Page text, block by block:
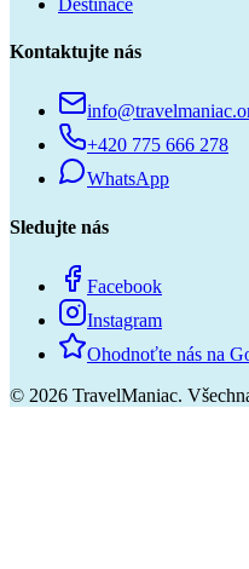
Destinace
Kontaktujte nás
+420 775 666 278
WhatsApp
Sledujte nás
Facebook
Instagram
Ohodnoťte nás na
© 2026 TravelManiac.